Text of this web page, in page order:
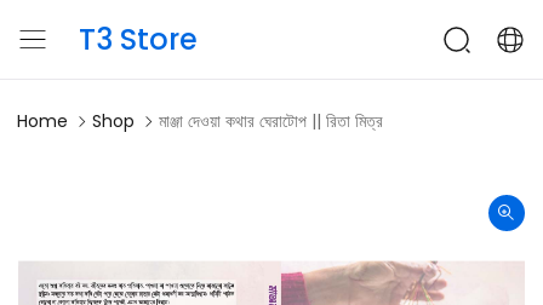
T3 Store
Home Shop মাঞ্জা দেওয়া কথার ঘেরাটোপ || রিতা মিত্র